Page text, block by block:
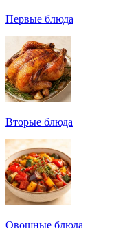
Первые блюда
Вторые блюда
Овощные блюда